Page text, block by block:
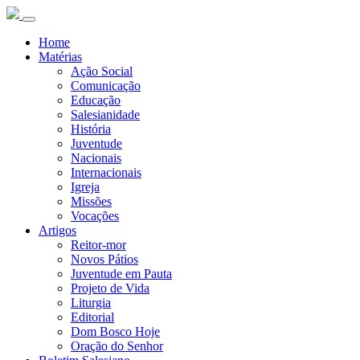
Home
Matérias
Ação Social
Comunicação
Educação
Salesianidade
História
Juventude
Nacionais
Internacionais
Igreja
Missões
Vocações
Artigos
Reitor-mor
Novos Pátios
Juventude em Pauta
Projeto de Vida
Liturgia
Editorial
Dom Bosco Hoje
Oração do Senhor